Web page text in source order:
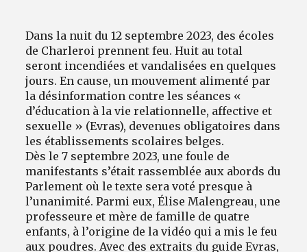
Dans la nuit du 12 septembre 2023, des écoles
de Charleroi prennent feu. Huit au total
seront incendiées et vandalisées en quelques
jours. En cause, un mouvement alimenté par
la désinformation contre les séances «
d’éducation à la vie relationnelle, affective et
sexuelle » (Evras), devenues obligatoires dans
les établissements scolaires belges.
Dès le 7 septembre 2023, une foule de
manifestants s’était rassemblée aux abords du
Parlement où le texte sera voté presque à
l’unanimité. Parmi eux, Élise Malengreau, une
professeure et mère de famille de quatre
enfants, à l’origine de la vidéo qui a mis le feu
aux poudres. Avec des extraits du guide Evras,